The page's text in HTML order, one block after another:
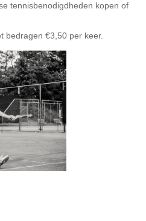
tennisbenodigdheden kopen of
bedragen €3,50 per keer.